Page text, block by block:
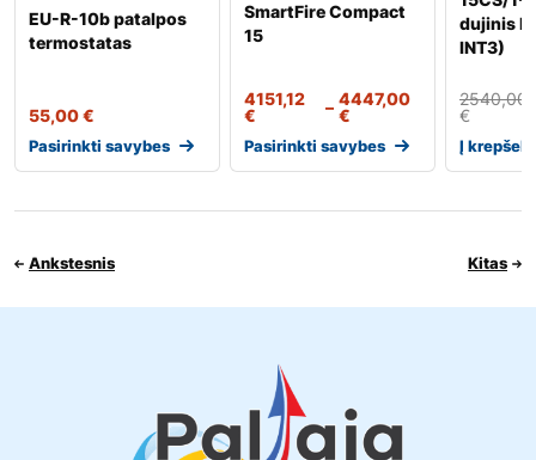
EU-R-10b patalpos
termostatas
55,00€
Pasirinkti savybes
SmartFire Compact
15
4151,12
€
– 4447,00
€
Pasirinkti savybes
dujinis
INT3)
2540,00
€
Į krepšelį
Ankstesnis Kitas